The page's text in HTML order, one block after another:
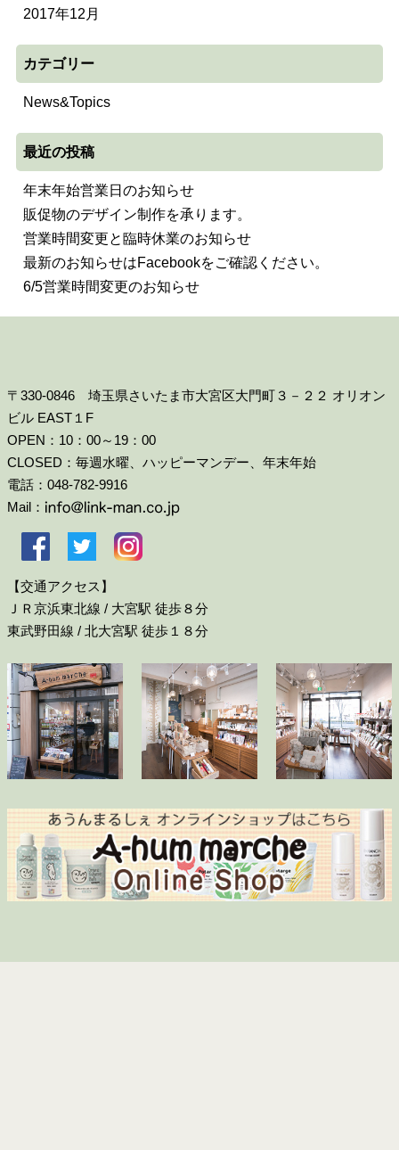
2017年12月
カテゴリー
News&Topics
最近の投稿
年末年始営業日のお知らせ
販促物のデザイン制作を承ります。
営業時間変更と臨時休業のお知らせ
最新のお知らせはFacebookをご確認ください。
6/5営業時間変更のお知らせ
〒330-0846 埼玉県さいたま市大宮区大門町３－２２ オリオン
ビル EAST１F
OPEN：10：00～19：00
CLOSED：毎週水曜、ハッピーマンデー、年末年始
電話：048-782-9916
Mail：
【交通アクセス】
ＪＲ京浜東北線 / 大宮駅 徒歩８分
東武野田線 / 北大宮駅 徒歩１８分